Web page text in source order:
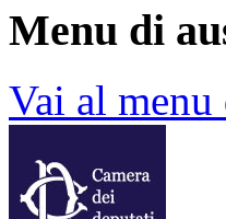
Menu di
Vai al